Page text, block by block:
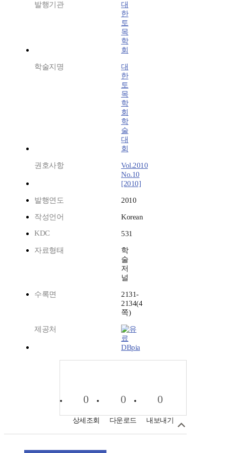
발행기관
대
한
토
목
학
회
학술지명
대
한
토
목
학
회
학
술
대
회
권호사항
Vol.2010
No.10
[2010]
발행연도 2010
작성언어
Korean
KDC
531
자료형태
학
술
저
널
수록면
2131-
2134(4
쪽)
제공처
DBpia
0
상세조회
0
다운로드
0
내보내기